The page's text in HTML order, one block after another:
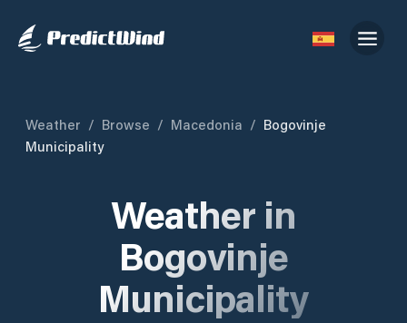
Weather / Browse / Macedonia / Bogovinje
Municipality
Weather in
Bogovinje
Municipality